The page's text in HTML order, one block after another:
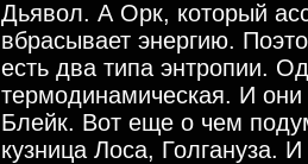
Дьявол. А Орк, который
вбрасывает энергию.
есть два типа энтропии.
термодинамическая. И они
Блейк. Вот еще о чем
кузница Лоса, Голгануза.